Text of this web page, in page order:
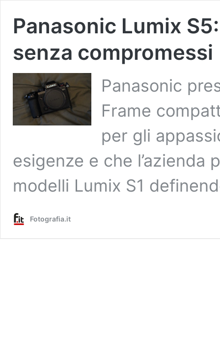
Panasonic Lumix
senza compromessi
Panasonic
Frame
per gli
esigenze e che l’azienda
modelli Lumix S1
Fotografia.it